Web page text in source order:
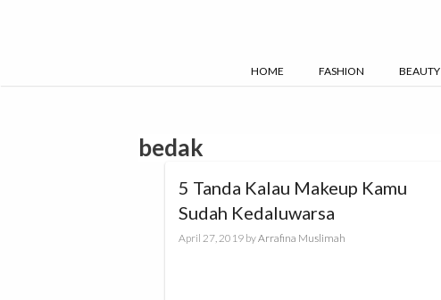
HOME FASHION BEAUTY
bedak
5 Tanda Kalau Makeup Kamu
Sudah Kedaluwarsa
April 27, 2019 byArrafina Muslimah